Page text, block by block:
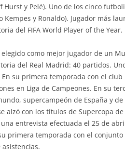
y Pelé). Uno de los cinco
y Ronaldo). Jugador más
del FIFA World Player of the Year.
como mejor jugador de un
del Real Madrid: 40 partidos.
su primera temporada con el
en Liga de Campeones. En su
supercampeón de España y
alzó con los títulos de Supercopa
entrevista efectuada el 25 de
primera temporada con el